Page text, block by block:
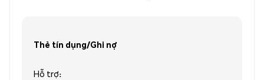
Thẻ tín dụng/Ghi nợ
Hỗ trợ: